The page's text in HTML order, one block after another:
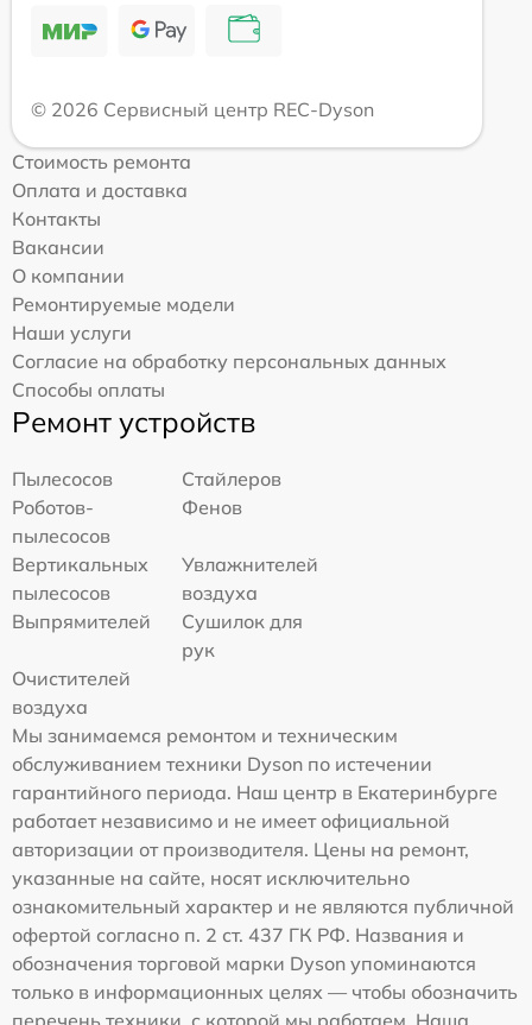
© 2026 Сервисный центр REC-Dyson
Стоимость ремонта
Оплата и доставка
Контакты
Вакансии
О компании
Ремонтируемые модели
Наши услуги
Согласие на обработку персональных данных
Способы оплаты
Ремонт устройств
Пылесосов
Стайлеров
Роботов-
пылесосов
Фенов
Вертикальных
пылесосов
Увлажнителей
воздуха
Выпрямителей
Сушилок для
рук
Очистителей
воздуха
Мы занимаемся ремонтом и техническим
обслуживанием техники Dyson по истечении
гарантийного периода. Наш центр в Екатеринбурге
работает независимо и не имеет официальной
авторизации от производителя. Цены на ремонт,
указанные на сайте, носят исключительно
ознакомительный характер и не являются публичной
офертой согласно п. 2 ст. 437 ГК РФ. Названия и
обозначения торговой марки Dyson упоминаются
только в информационных целях — чтобы обозначить